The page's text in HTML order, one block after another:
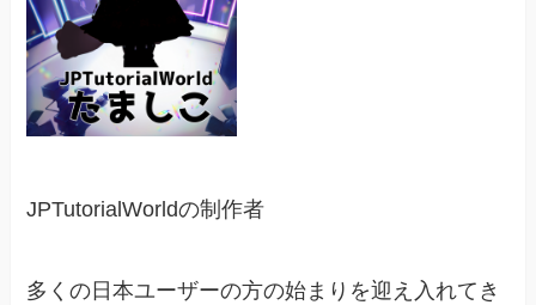
JPTutorialWorldの制作者
多くの日本ユーザーの方の始まりを迎え入れてき